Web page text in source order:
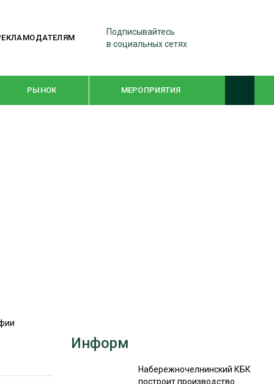
Подписывайтесь
в социальных сетях
РЫНОК МЕРОПРИЯТИЯ
Информ
Набережночелнинский КБК
построит производство